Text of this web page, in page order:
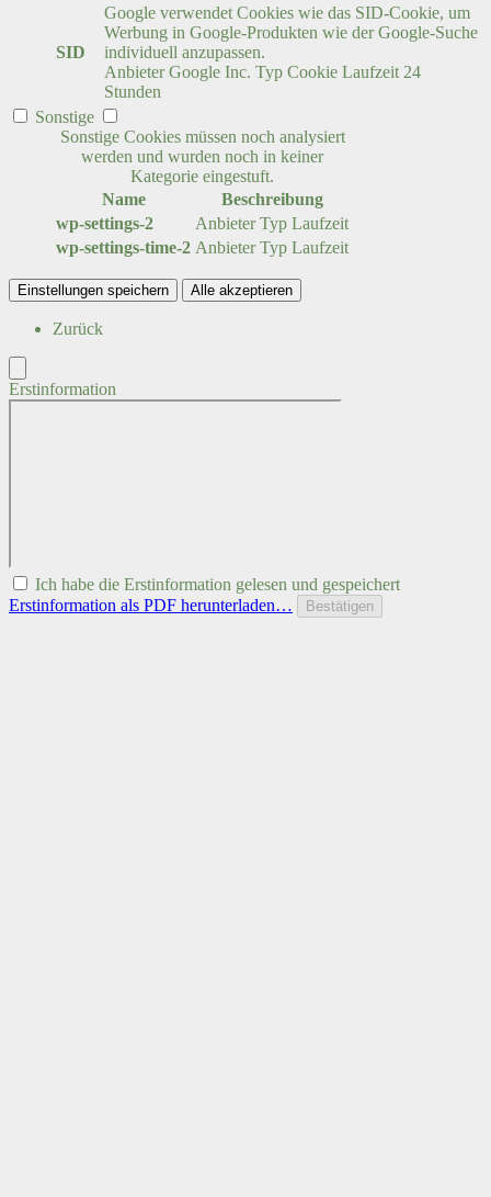
SID
Google verwendet Cookies wie das SID-Cookie, um
Werbung in Google-Produkten wie der Google-Suche
individuell anzupassen.
Anbieter Google Inc. Typ Cookie Laufzeit 24
Stunden
Sonstige
Sonstige Cookies müssen noch analysiert
werden und wurden noch in keiner
Kategorie eingestuft.
Name
Beschreibung
wp-settings-2
Anbieter Typ Laufzeit
wp-settings-time-2 Anbieter Typ Laufzeit
Einstellungen speichern Alle akzeptieren
Zurück
Erstinformation
Ich habe die Erstinformation gelesen und gespeichert
Erstinformation als PDF herunterladen…
Bestätigen